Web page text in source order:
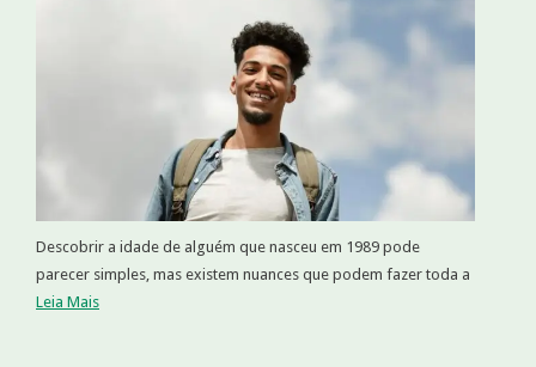
Descobrir a idade de alguém que nasceu em 1989 pode
parecer simples, mas existem nuances que podem fazer toda a
Leia Mais